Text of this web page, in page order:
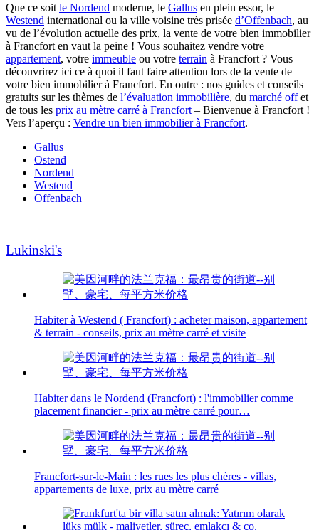
Que ce soit le Nordend moderne, le Gallus en plein essor, le
Westend international ou la ville voisine très prisée d’Offenbach, au
vu de l’évolution actuelle des prix, la vente de votre bien immobilier
à Francfort en vaut la peine ! Vous souhaitez vendre votre
appartement, votre immeuble ou votre terrain à Francfort ? Vous
découvrirez ici ce à quoi il faut faire attention lors de la vente de
votre bien immobilier à Francfort. En outre : nos guides et conseils
gratuits sur les thèmes de l’évaluation immobilière, du marché offet
de tous les prix au mètre carré à Francfort – Bienvenue à Francfort !
Vers l’aperçu : Vendre un bien immobilier à Francfort.
Gallus
Ostend
Nordend
Westend
Offenbach
Lukinski's
Habiter à Westend ( Francfort) : acheter maison, appartement
& terrain - conseils, prix au mètre carré et visite
Habiter dans le Nordend (Francfort) : l'immobilier comme
placement financier - prix au mètre carré pour…
Francfort-sur-le-Main : les rues les plus chères - villas,
appartements de luxe, prix au mètre carré